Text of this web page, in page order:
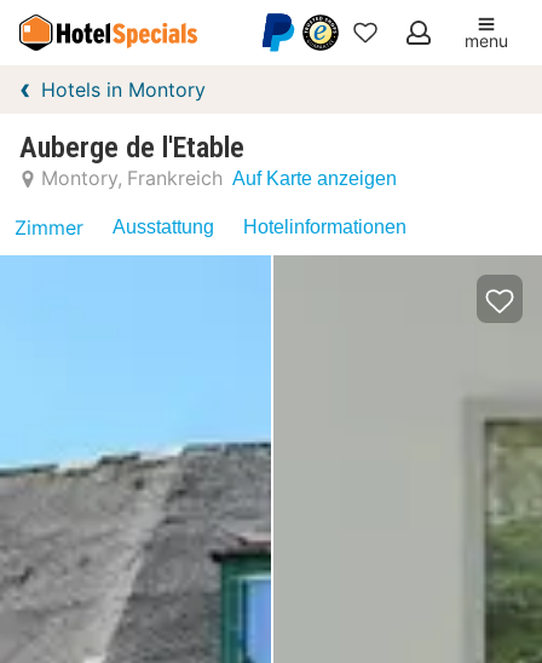
Meine
menu
Hotels in Montory
Auberge de l'Etable
Montory Frankreich Auf Karte anzeigen
Zimmer Ausstattung Hotelinformationen